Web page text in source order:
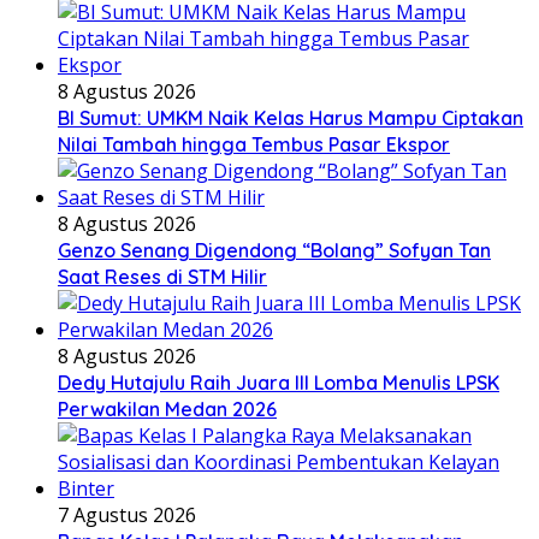
8 Agustus 2026
BI Sumut: UMKM Naik Kelas Harus Mampu Ciptakan
Nilai Tambah hingga Tembus Pasar Ekspor
8 Agustus 2026
Genzo Senang Digendong “Bolang” Sofyan Tan
Saat Reses di STM Hilir
8 Agustus 2026
Dedy Hutajulu Raih Juara III Lomba Menulis LPSK
Perwakilan Medan 2026
7 Agustus 2026